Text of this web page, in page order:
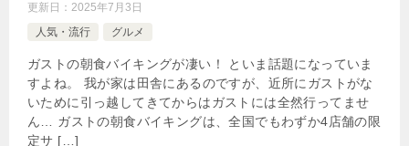
更新日： 2025年7月3日
人気・流行
グルメ
ガストの朝食バイキングが凄い！ といま話題になっていま
すよね。 我が家は田舎にあるのですが、近所にガストがな
いために引っ越してきてからはガストには全然行ってませ
ん… ガストの朝食バイキングは、全国でもわずか4店舗の限
定サ […]